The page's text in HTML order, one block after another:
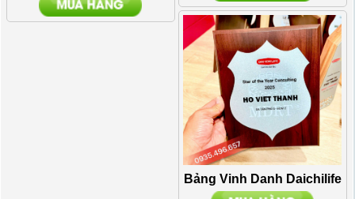
Bảng Vinh Danh Daichilife